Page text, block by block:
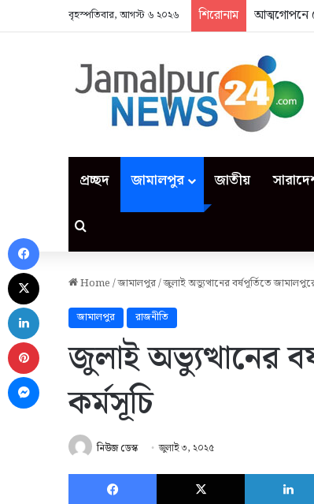
বৃহস্পতিবার, আগস্ট ৬ ২০২৬ শিরোনাম আত্মগোপনে
প্রচ্ছদ জামালপুর জাতীয়
Search for
Home/জামালপুর/জুলাই অভ্যুত্থানের বর্ষপূর্তিতে
জামালপুর রাজনীতি
জুলাই অভ্যুত্থানের
কর্মসূচি
নিউজ ডেস্ক জুলাই ৩, ২০২৫
Facebook X
Facebook
LinkedIn
Messenger